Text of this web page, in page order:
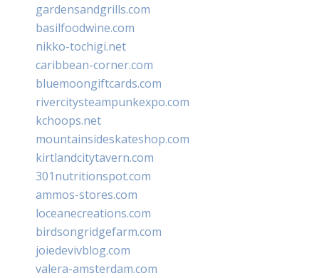
gardensandgrills.com
basilfoodwine.com
nikko-tochigi.net
caribbean-corner.com
bluemoongiftcards.com
rivercitysteampunkexpo.com
kchoops.net
mountainsideskateshop.com
kirtlandcitytavern.com
301nutritionspot.com
ammos-stores.com
loceanecreations.com
birdsongridgefarm.com
joiedevivblog.com
valera-amsterdam.com